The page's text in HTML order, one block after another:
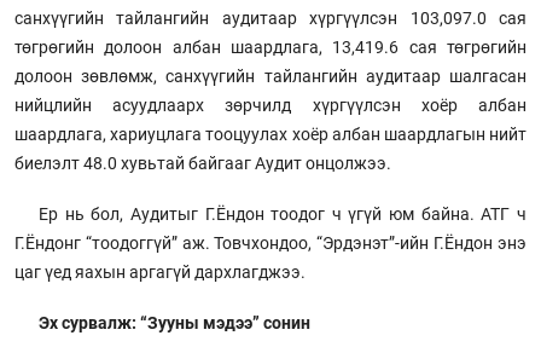
санхүүгийн тайлангийн аудитаар хүргүүлсэн 103,097.0 сая
төгрөгийн долоон албан шаардлага, 13,419.6 сая төгрөгийн
долоон зөвлөмж, санхүүгийн тайлангийн аудитаар шалгасан
нийцлийн асуудлаарх зөрчилд хүргүүлсэн хоёр албан
шаардлага, хариуцлага тооцуулах хоёр албан шаардлагын нийт
биелэлт 48.0 хувьтай байгааг Аудит онцолжээ.
Ер нь бол, Аудитыг Г.Ёндон тоодог ч үгүй юм байна. АТГ ч
Г.Ёндонг “тоодоггүй” аж. Товчхондоо, “Эрдэнэт”-ийн Г.Ёндон энэ
цаг үед яахын аргагүй дархлагджээ.
Эх сурвалж: “Зууны мэдээ” сонин